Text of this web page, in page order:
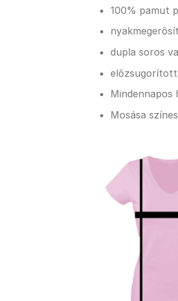
100% pamut
dupla soros
Mindennapos
Mosása